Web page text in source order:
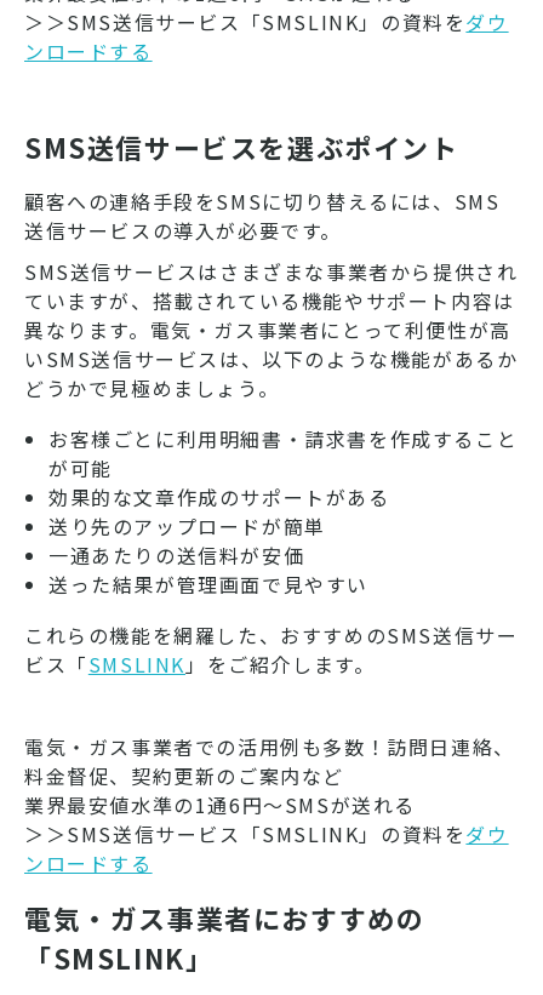
＞＞SMS送信サービス「SMSLINK」の資料をダウ
ンロードする
SMS送信サービスを選ぶポイント
顧客への連絡手段をSMSに切り替えるには、SMS
送信サービスの導入が必要です。
SMS送信サービスはさまざまな事業者から提供され
ていますが、搭載されている機能やサポート内容は
異なります。電気・ガス事業者にとって利便性が高
いSMS送信サービスは、以下のような機能があるか
どうかで見極めましょう。
お客様ごとに利用明細書・請求書を作成すること
が可能
効果的な文章作成のサポートがある
送り先のアップロードが簡単
一通あたりの送信料が安価
送った結果が管理画面で見やすい
これらの機能を網羅した、おすすめのSMS送信サー
ビス「SMSLINK」をご紹介します。
電気・ガス事業者での活用例も多数！訪問日連絡、
料金督促、契約更新のご案内など
業界最安値水準の1通6円～SMSが送れる
＞＞SMS送信サービス「SMSLINK」の資料をダウ
ンロードする
電気・ガス事業者におすすめの
「SMSLINK」